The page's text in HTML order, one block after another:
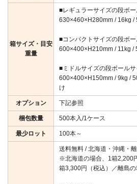
箱サイズ・目安
重量
■レギュラーサイズの段ボ
630×460×H280mm / 16kg /
■コンパクトサイズの段ボ
600×400×H210mm / 11kg /
■ミドルサイズの段ボール
600×400×H150mm / 9kg /
け
オプション 下記参照
梱包数量 500本入/1ケース
最少ロット 100本～
送料無料 / 北海道・沖縄・
※北海道の場合、1箱2,200
箱3,300円（税込）／離島